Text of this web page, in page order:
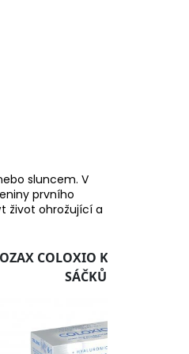
sluncem. V
prvního
život ohrožující a